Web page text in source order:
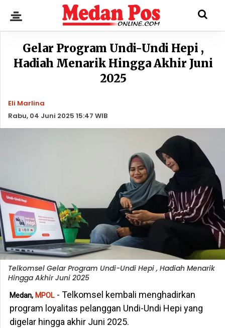
Gelar Program Undi-Undi Hepi ,
Hadiah Menarik Hingga Akhir Juni
2025
Eli Marlina
Rabu, 04 Juni 2025 15:47 WIB
Telkomsel Gelar Program Undi-Undi Hepi , Hadiah Menarik
Hingga Akhir Juni 2025
Medan, MPOL- Telkomsel kembali menghadirkan
program loyalitas pelanggan Undi-Undi Hepi yang
digelar hingga akhir Juni 2025.